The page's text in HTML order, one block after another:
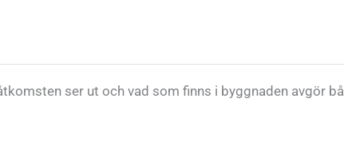
ser ut och vad som finns i byggnaden avgör